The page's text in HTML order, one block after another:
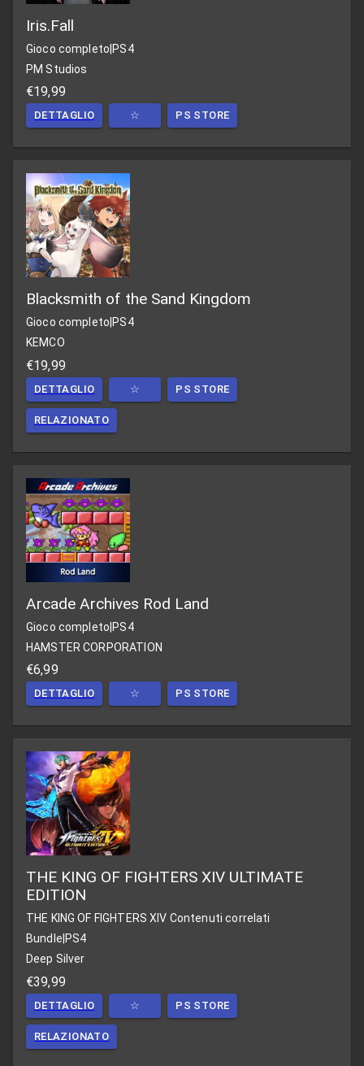
Iris.Fall
Gioco completo PS4
PM Studios
€19,99
DETTAGLIO ☆ PS STORE
Blacksmith of the Sand Kingdom
Gioco completo PS4
KEMCO
€19,99
DETTAGLIO ☆ PS STORE
RELAZIONATO
Arcade Archives Rod Land
Gioco completo PS4
HAMSTER CORPORATION
€6,99
DETTAGLIO ☆ PS STORE
THE KING OF FIGHTERS XIV ULTIMATE
EDITION
THE KING OF FIGHTERS XIV Contenuti correlati
Bundle PS4
Deep Silver
€39,99
DETTAGLIO ☆ PS STORE
RELAZIONATO